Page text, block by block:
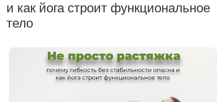
и как йога строит функциональное
тело